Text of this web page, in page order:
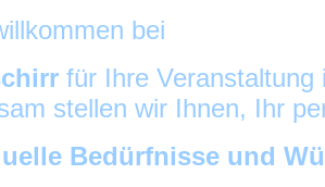
bei
für Ihre
stellen wir Ihnen, Ihr
Bedürfnisse und